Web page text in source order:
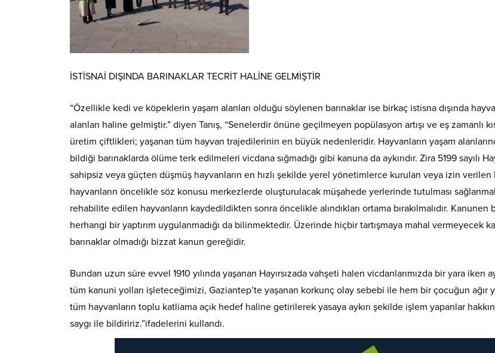
İSTİSNAİ DIŞINDA BARINAKLAR TECRİT HALİNE GELMİŞTİR
“Özellikle kedi ve köpeklerin yaşam alanları olduğu söylenen barınaklar ise birkaç istisna dışında
alanları haline gelmiştir.” diyen Tanış, “Senelerdir önüne geçilmeyen popülasyon artışı ve eş zamanlı
üretim çiftlikleri; yaşanan tüm hayvan trajedilerinin en büyük nedenleridir. Hayvanların yaşam
bildiği barınaklarda ölüme terk edilmeleri vicdana sığmadığı gibi kanuna da aykırıdır. Zira 5199 sayılı
sahipsiz veya güçten düşmüş hayvanların en hızlı şekilde yerel yönetimlerce kurulan veya izin
hayvanların öncelikle söz konusu merkezlerde oluşturulacak müşahede yerlerinde tutulması
rehabilite edilen hayvanların kaydedildikten sonra öncelikle alındıkları ortama bırakılmalıdır.
herhangi bir yaptırım uygulanmadığı da bilinmektedir. Üzerinde hiçbir tartışmaya mahal vermeyecek
barınaklar olmadığı bizzat kanun gereğidir.
Bundan uzun süre evvel 1910 yılında yaşanan Hayırsızada vahşeti halen vicdanlarımızda bir yara
tüm kanuni yolları işleteceğimizi, Gaziantep’te yaşanan korkunç olay sebebi ile hem bir çocuğun
tüm hayvanların toplu katliama açık hedef haline getirilerek yasaya aykırı şekilde işlem yapanlar
saygı ile bildiririz.”ifadelerini kullandı.